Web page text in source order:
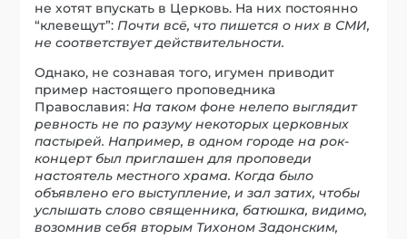
не хотят впускать в Церковь. На них постоянно
“клевещут”: Почти всё, что пишется о них в СМИ,
не соответствует действительности.
Однако, не сознавая того, игумен приводит
пример настоящего проповедника
Православия: На таком фоне нелепо выглядит
ревность не по разуму некоторых церковных
пастырей. Например, в одном городе на рок-
концерт был приглашен для проповеди
настоятель местного храма. Когда было
объявлено его выступление, и зал затих, чтобы
услышать слово священника, батюшка, видимо,
возомнив себя вторым Тихоном Задонским,